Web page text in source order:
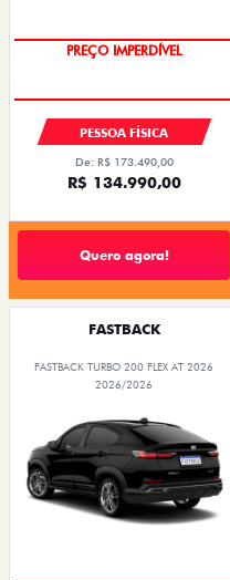
PREÇO IMPERDÍVEL
PESSOA FÍSICA
De: R$ 173.490,00
R$ 134.990,00
Quero agora!
FASTBACK
FASTBACK TURBO 200 FLEX AT 2026
2026/2026